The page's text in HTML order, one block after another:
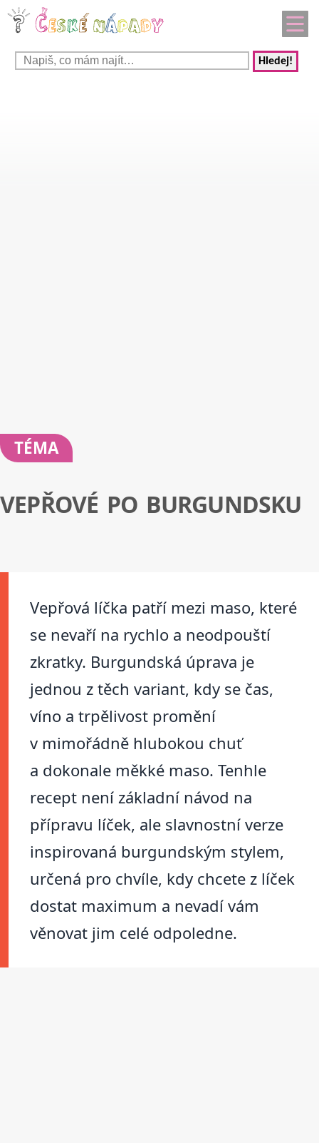
Hledej!
TÉMA
VEPŘOVÉ PO BURGUNDSKU
Vepřová líčka patří mezi maso, které
se nevaří na rychlo a neodpouští
zkratky. Burgundská úprava je
jednou z těch variant, kdy se čas,
víno a trpělivost promění
v mimořádně hlubokou chuť
a dokonale měkké maso. Tenhle
recept není základní návod na
přípravu líček, ale slavnostní verze
inspirovaná burgundským stylem,
určená pro chvíle, kdy chcete z líček
dostat maximum a nevadí vám
věnovat jim celé odpoledne.